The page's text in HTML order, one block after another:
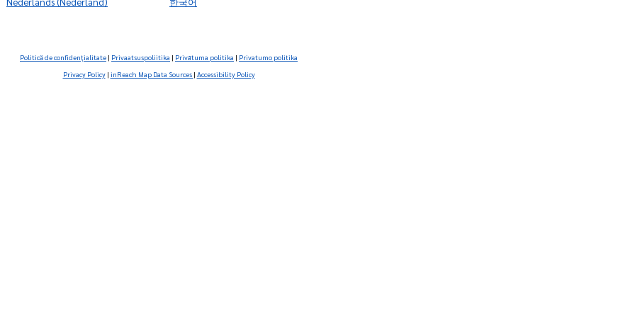
Politică de confidenţialitate | Privaatsuspoliitika | Privātuma politika | Privatumo politika
Privacy Policy| inReach Map Data Sources | Accessibility Policy